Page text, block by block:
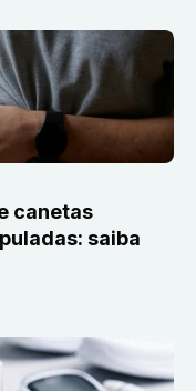
canetas
saiba